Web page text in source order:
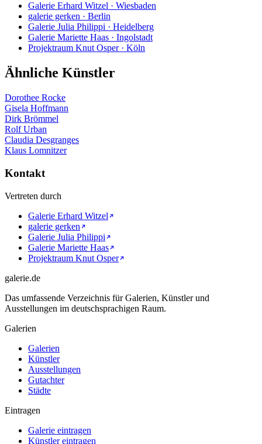
Galerie Erhard Witzel · Wiesbaden
galerie gerken · Berlin
Galerie Julia Philippi · Heidelberg
Galerie Mariette Haas · Ingolstadt
Projektraum Knut Osper · Köln
Ähnliche Künstler
Dorothee Rocke
Gisela Hoffmann
Dirk Brömmel
Rolf Urban
Claudia Desgranges
Klaus Lomnitzer
Kontakt
Vertreten durch
Galerie Erhard Witzel
galerie gerken
Galerie Julia Philippi
Galerie Mariette Haas
Projektraum Knut Osper
galerie.de
Das umfassende Verzeichnis für Galerien, Künstler und
Ausstellungen im deutschsprachigen Raum.
Galerien
Galerien
Künstler
Ausstellungen
Gutachter
Städte
Eintragen
Galerie eintragen
Künstler eintragen